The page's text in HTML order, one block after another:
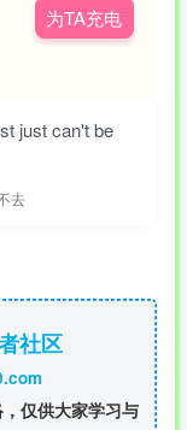
为TA充电
just can't be
去
社区
仅供大家学习与